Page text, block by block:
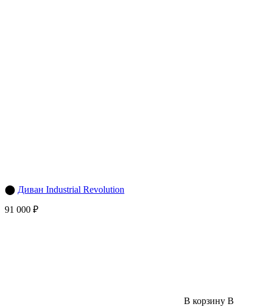
⬤ Диван Industrial Revolution
91 000 ₽
В корзину В